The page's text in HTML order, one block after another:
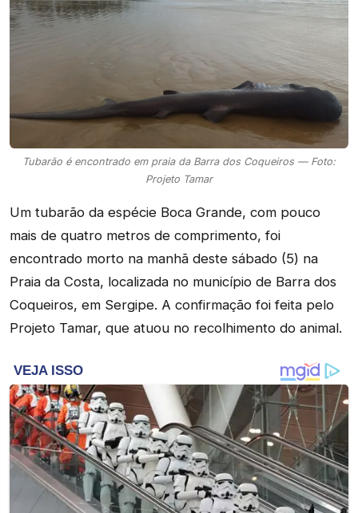
Tubarão é encontrado em praia da Barra dos Coqueiros — Foto:
Projeto Tamar
Um tubarão da espécie Boca Grande, com pouco
mais de quatro metros de comprimento, foi
encontrado morto na manhã deste sábado (5) na
Praia da Costa, localizada no município de Barra dos
Coqueiros, em Sergipe. A confirmação foi feita pelo
Projeto Tamar, que atuou no recolhimento do animal.